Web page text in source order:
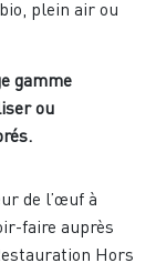
plein air ou
gamme
ou
de l’œuf à
faire auprès
Hors